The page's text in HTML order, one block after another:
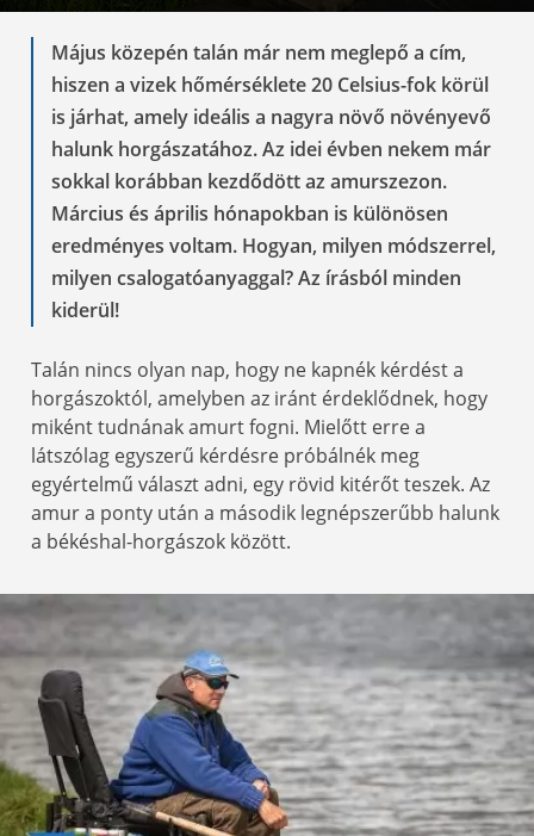
Május közepén talán már nem meglepő a cím,
hiszen a vizek hőmérséklete 20 Celsius-fok körül
is járhat, amely ideális a nagyra növő növényevő
halunk horgászatához. Az idei évben nekem már
sokkal korábban kezdődött az amurszezon.
Március és április hónapokban is különösen
eredményes voltam. Hogyan, milyen módszerrel,
milyen csalogatóanyaggal? Az írásból minden
kiderül!
Talán nincs olyan nap, hogy ne kapnék kérdést a
horgászoktól, amelyben az iránt érdeklődnek, hogy
miként tudnának amurt fogni. Mielőtt erre a
látszólag egyszerű kérdésre próbálnék meg
egyértelmű választ adni, egy rövid kitérőt teszek. Az
amur a ponty után a második legnépszerűbb halunk
a békéshal-horgászok között.